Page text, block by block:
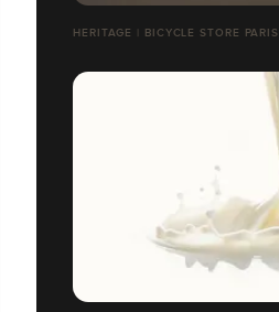
HERITAGE | BICYCLE STORE PARIS